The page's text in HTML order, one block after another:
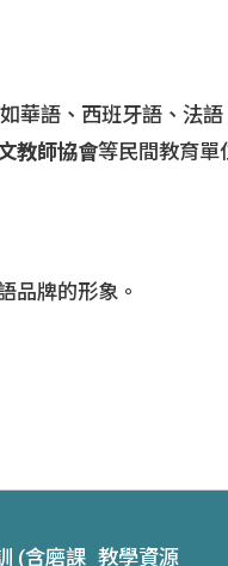
華語、西班牙語、法
教師協會等民間教育單
品牌的形象。
(含磨課 教學資源